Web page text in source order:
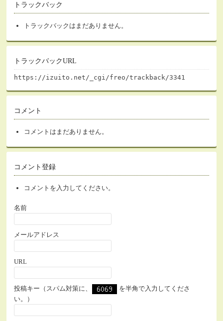
トラックバック
トラックバックはまだありません。
トラックバックURL
https://izuito.net/_cgi/freo/trackback/3341
コメント
コメントはまだありません。
コメント登録
コメントを入力してください。
名前
メールアドレス
URL
投稿キー（スパム対策に、
を半角で入力してくださ
い。）